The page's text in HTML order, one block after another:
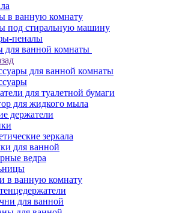
в ванную комнату
под стиральную машину
пеналы
для ванной комнаты
для ванной комнаты
для туалетной бумаги
для жидкого мыла
держатели
зеркала
для ванной
ведра
в ванную комнату
для ванной